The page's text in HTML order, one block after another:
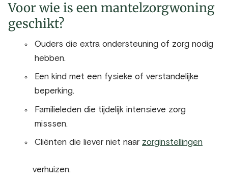
Voor wie is een mantelzorgwoning
geschikt?
Ouders die extra ondersteuning of zorg nodig
hebben.
Een kind met een fysieke of verstandelijke
beperking.
Familieleden die tijdelijk intensieve zorg
misssen.
Cliënten die liever niet naar zorginstellingen
verhuizen.